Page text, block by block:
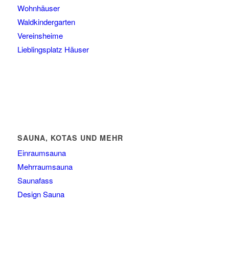
Wohnhäuser
Waldkindergarten
Vereinsheime
Lieblingsplatz Häuser
SAUNA, KOTAS UND MEHR
Einraumsauna
Mehrraumsauna
Saunafass
Design Sauna